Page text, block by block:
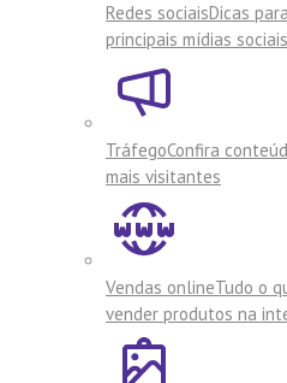
Redes sociaisDicas
principais mídias sociais
TráfegoConfira
mais visitantes
Vendas onlineTudo o
vender produtos na